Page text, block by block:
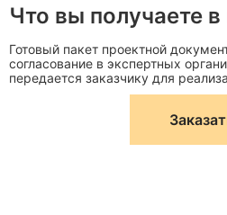
нагрузок
эксплуатации
Что вы получаете в
Готовый пакет проектной
согласование в экспертных
передается заказчику для